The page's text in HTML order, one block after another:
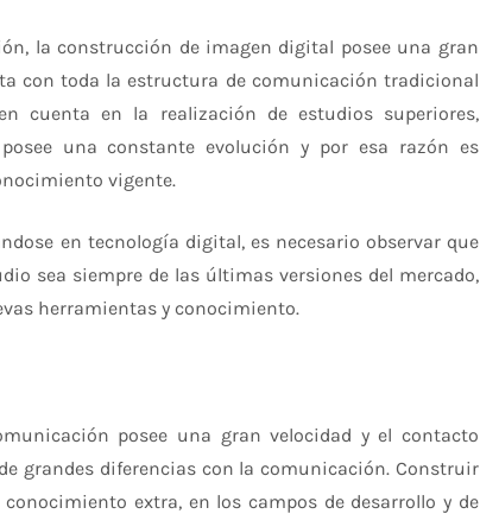
la construcción de imagen digital posee una gran
con toda la estructura de comunicación tradicional
cuenta en la realización de estudios superiores,
una constante evolución y por esa razón es
vigente.
en tecnología digital, es necesario observar que
sea siempre de las últimas versiones del mercado,
herramientas y conocimiento.
posee una gran velocidad y el contacto
grandes diferencias con la comunicación. Construir
extra, en los campos de desarrollo y de